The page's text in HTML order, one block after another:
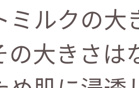
ミルクの大
の大きさは